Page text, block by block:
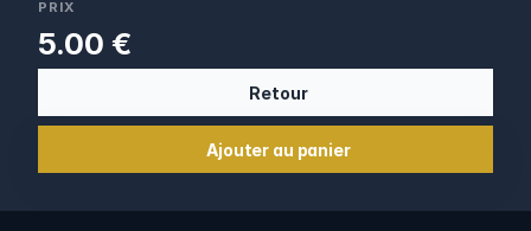
PRIX
5.00 €
Retour
Ajouter au panier